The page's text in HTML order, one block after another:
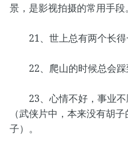
景，是影视拍摄的常用手段。
21、世上总有两个长得
22、爬山的时候总会踩
23、心情不好，事业不
（武侠片中，本来没有胡
子）。